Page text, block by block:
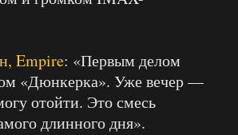
Empire: «Первым делом
«Дюнкерка». Уже вечер —
отойти. Это смесь
длинного дня».